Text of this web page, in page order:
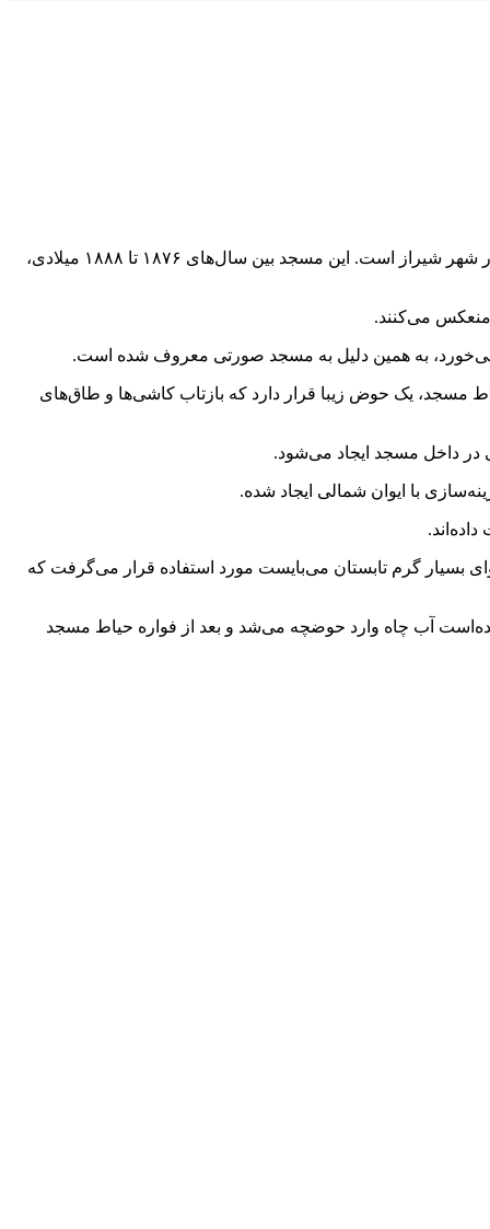
به گزارش همشهری آنلاین، مسجد نصیرالملک، که به مسجد صورتی نیز معروف است، یکی از زیباترین و مشهورترین مساجد تاریخی ایران در شهر شیراز است. این مسجد بین سال‌های ۱۸۷۶ تا ۱۸۸۸ میلادی،
منعکس می‌کنند.
به همین دلیل به مسجد صورتی معروف شده است.
مسجد، یک حوض زیبا قرار دارد که بازتاب کاشی‌ها و طاق‌های
در داخل مسجد ایجاد می‌شود.
با ایوان شمالی ایجاد شده.
گرم تابستان می‌بایست مورد استفاده قرار می‌گرفت که
آب چاه وارد حوضچه می‌شد و بعد از فواره حیاط مسجد